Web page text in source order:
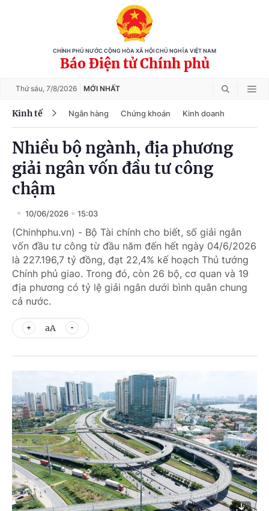
CHÍNH PHỦ NƯỚC CỘNG HÒA XÃ HỘI CHỦ NGHĨA VIỆT NAM
Báo Điện tử Chính phủ
Thứ sáu, 7/8/2026 MỚI NHẤT
Kinh tế Ngân hàng Chứng khoán Kinh doanh
Nhiều bộ ngành, địa phương
giải ngân vốn đầu tư công
chậm
10/06/2026 15:03
(Chinhphu.vn) - Bộ Tài chính cho biết, số giải ngân
vốn đầu tư công từ đầu năm đến hết ngày 04/6/2026
là 227.196,7 tỷ đồng, đạt 22,4% kế hoạch Thủ tướng
Chính phủ giao. Trong đó, còn 26 bộ, cơ quan và 19
địa phương có tỷ lệ giải ngân dưới bình quân chung
cả nước.
aA